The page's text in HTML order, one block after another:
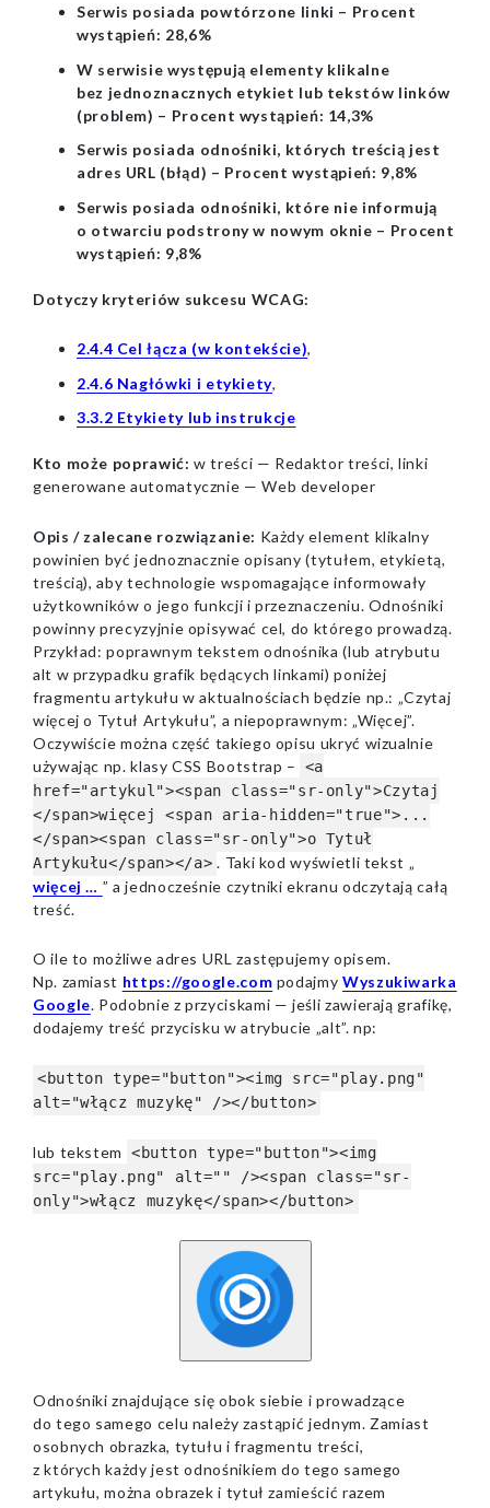
Serwis posiada powtórzone linki – Procent
wystąpień: 28,6%
W serwisie występują elementy klikalne
bez jednoznacznych etykiet lub tekstów linków
(problem) – Procent wystąpień: 14,3%
Serwis posiada odnośniki, których treścią jest
adres URL (błąd) – Procent wystąpień: 9,8%
Serwis posiada odnośniki, które nie informują
o otwarciu podstrony w nowym oknie – Procent
wystąpień: 9,8%
Dotyczy kryteriów sukcesu WCAG:
2.4.4 Cel łącza (w kontekście),
2.4.6 Nagłówki i etykiety,
3.3.2 Etykiety lub instrukcje
Kto może poprawić: w treści — Redaktor treści, linki
generowane automatycznie — Web developer
Opis / zalecane rozwiązanie: Każdy element klikalny
powinien być jednoznacznie opisany (tytułem, etykietą,
treścią), aby technologie wspomagające informowały
użytkowników o jego funkcji i przeznaczeniu. Odnośniki
powinny precyzyjnie opisywać cel, do którego prowadzą.
Przykład: poprawnym tekstem odnośnika (lub atrybutu
alt w przypadku grafik będących linkami) poniżej
fragmentu artykułu w aktualnościach będzie np.: „Czytaj
więcej o Tytuł Artykułu”, a niepoprawnym: „Więcej”.
Oczywiście można część takiego opisu ukryć wizualnie
używając np. klasy CSS Bootstrap –
<a
href="artykul"><span class="sr-only">Czytaj
</span>więcej <span aria-hidden="true">...
</span><span class="sr-only">o Tytuł
Artykułu</span></a> . Taki kod wyświetli tekst „
więcej… o Tytuł
” a jednocześnie czytniki ekranu odczytają całą
treść.
O ile to możliwe adres URL zastępujemy opisem.
Np. zamiast https://google.com podajmy Wyszukiwarka
Google. Podobnie z przyciskami — jeśli zawierają grafikę,
dodajemy treść przycisku w atrybucie „alt”. np:
<button type="button"><img src="play.png"
alt="włącz muzykę" /></button>
lub tekstem
<button type="button"><img
src="play.png" alt="" /><span class="sr-
only">włącz muzykę</span></button>
Odnośniki znajdujące się obok siebie i prowadzące
do tego samego celu należy zastąpić jednym. Zamiast
osobnych obrazka, tytułu i fragmentu treści,
z których każdy jest odnośnikiem do tego samego
artykułu, można obrazek i tytuł zamieścić razem